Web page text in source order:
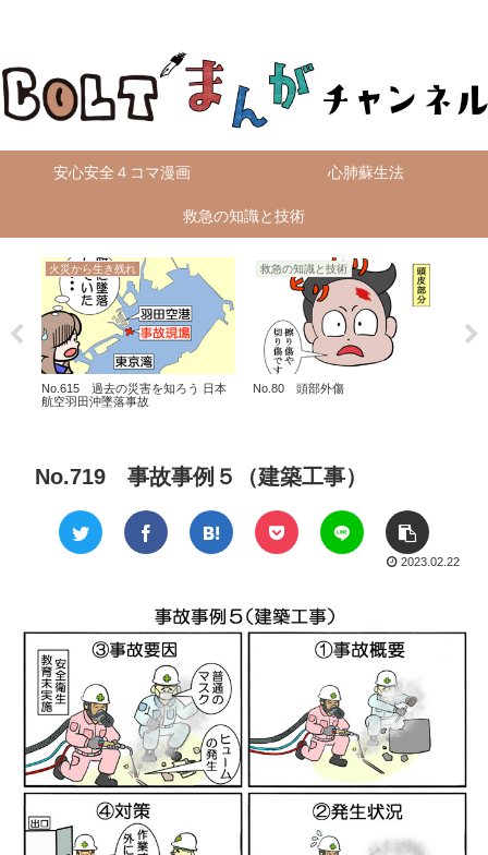
安心安全４コマ漫画 心肺蘇生法
救急の知識と技術
火災から生き残れ
No.615 過去の災害を知ろう 日本
航空羽田沖墜落事故
救急の知識と技術
No.80 頭部外傷
No.719 事故事例５（建築工事）
2023.02.22